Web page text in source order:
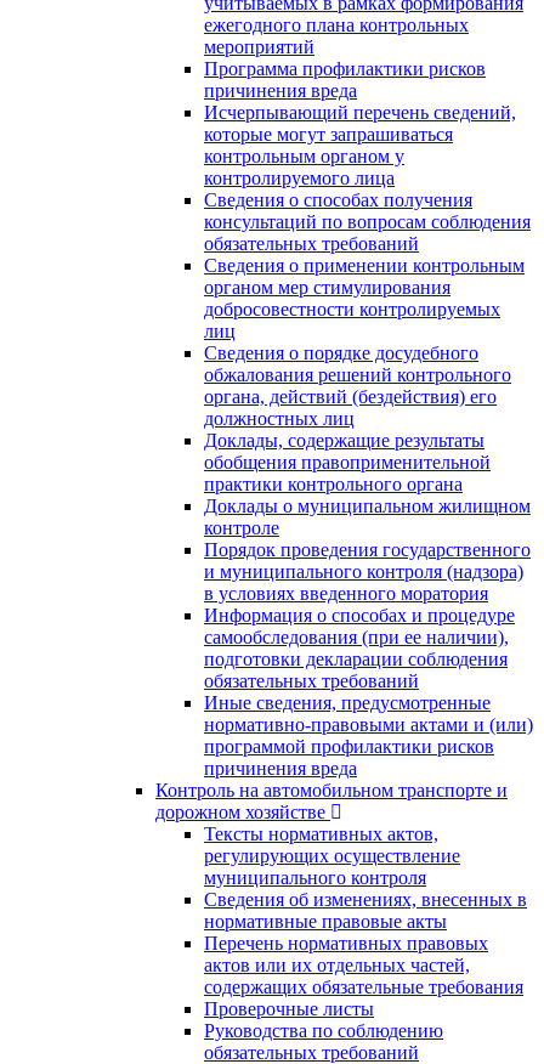
ежегодного плана контрольных
мероприятий
Программа профилактики рисков
причинения вреда
Исчерпывающий перечень сведений,
которые могут запрашиваться
контрольным органом у
контролируемого лица
Сведения о способах получения
консультаций по вопросам соблюдения
обязательных требований
Сведения о применении контрольным
органом мер стимулирования
добросовестности контролируемых
лиц
Сведения о порядке досудебного
обжалования решений контрольного
органа, действий (бездействия) его
должностных лиц
Доклады, содержащие результаты
обобщения правоприменительной
практики контрольного органа
Доклады о муниципальном жилищном
контроле
Порядок проведения государственного
и муниципального контроля (надзора)
в условиях введенного моратория
Информация о способах и процедуре
самообследования (при ее наличии),
подготовки декларации соблюдения
обязательных требований
Иные сведения, предусмотренные
нормативно-правовыми актами и (или)
программой профилактики рисков
причинения вреда
Контроль на автомобильном транспорте и
дорожном хозяйстве
Тексты нормативных актов,
регулирующих осуществление
муниципального контроля
Сведения об изменениях, внесенных в
нормативные правовые акты
Перечень нормативных правовых
актов или их отдельных частей,
содержащих обязательные требования
Проверочные листы
Руководства по соблюдению
обязательных требований